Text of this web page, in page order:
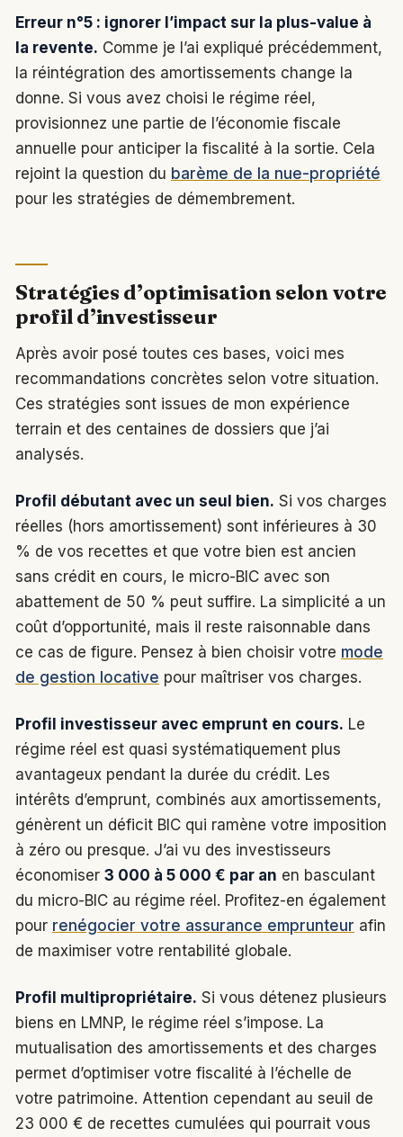
Erreur n°5 : ignorer l’impact sur la plus-value à
la revente. Comme je l’ai expliqué précédemment,
la réintégration des amortissements change la
donne. Si vous avez choisi le régime réel,
provisionnez une partie de l’économie fiscale
annuelle pour anticiper la fiscalité à la sortie. Cela
rejoint la question du barème de la nue-propriété
pour les stratégies de démembrement.
Stratégies d’optimisation selon votre
profil d’investisseur
Après avoir posé toutes ces bases, voici mes
recommandations concrètes selon votre situation.
Ces stratégies sont issues de mon expérience
terrain et des centaines de dossiers que j’ai
analysés.
Profil débutant avec un seul bien. Si vos charges
réelles (hors amortissement) sont inférieures à 30
% de vos recettes et que votre bien est ancien
sans crédit en cours, le micro-BIC avec son
abattement de 50 % peut suffire. La simplicité a un
coût d’opportunité, mais il reste raisonnable dans
ce cas de figure. Pensez à bien choisir votre mode
de gestion locative pour maîtriser vos charges.
Profil investisseur avec emprunt en cours. Le
régime réel est quasi systématiquement plus
avantageux pendant la durée du crédit. Les
intérêts d’emprunt, combinés aux amortissements,
génèrent un déficit BIC qui ramène votre imposition
à zéro ou presque. J’ai vu des investisseurs
économiser 3 000 à 5 000 € par an en basculant
du micro-BIC au régime réel. Profitez-en également
pour renégocier votre assurance emprunteur afin
de maximiser votre rentabilité globale.
Profil multipropriétaire. Si vous détenez plusieurs
biens en LMNP, le régime réel s’impose. La
mutualisation des amortissements et des charges
permet d’optimiser votre fiscalité à l’échelle de
votre patrimoine. Attention cependant au seuil de
23 000 € de recettes cumulées qui pourrait vous